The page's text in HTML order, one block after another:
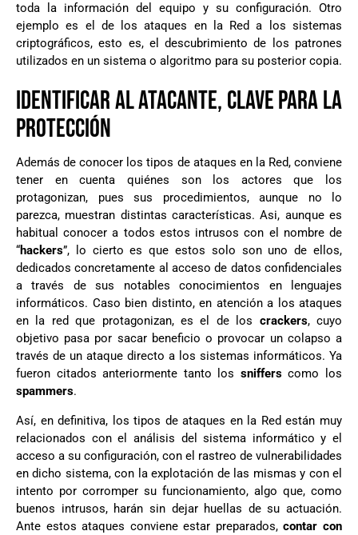
toda la información del equipo y su configuración. Otro
ejemplo es el de los ataques en la Red a los sistemas
criptográficos, esto es, el descubrimiento de los patrones
utilizados en un sistema o algoritmo para su posterior copia.
IDENTIFICAR AL ATACANTE, CLAVE PARA LA
PROTECCIÓN
Además de conocer los tipos de ataques en la Red, conviene
tener en cuenta quiénes son los actores que los
protagonizan, pues sus procedimientos, aunque no lo
parezca, muestran distintas características. Asi, aunque es
habitual conocer a todos estos intrusos con el nombre de
“hackers”, lo cierto es que estos solo son uno de ellos,
dedicados concretamente al acceso de datos confidenciales
a través de sus notables conocimientos en lenguajes
informáticos. Caso bien distinto, en atención a los ataques
en la red que protagonizan, es el de los crackers, cuyo
objetivo pasa por sacar beneficio o provocar un colapso a
través de un ataque directo a los sistemas informáticos. Ya
fueron citados anteriormente tanto los snifferscomo los
spammers.
Así, en definitiva, los tipos de ataques en la Red están muy
relacionados con el análisis del sistema informático y el
acceso a su configuración, con el rastreo de vulnerabilidades
en dicho sistema, con la explotación de las mismas y con el
intento por corromper su funcionamiento, algo que, como
buenos intrusos, harán sin dejar huellas de su actuación.
Ante estos ataques conviene estar preparados,contar con